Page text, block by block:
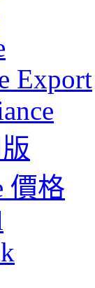
Export
價格